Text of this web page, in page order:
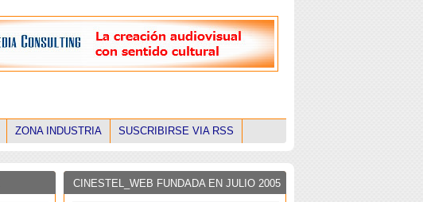
ZONA INDUSTRIA SUSCRIBIRSE VIA RSS
CINESTEL_WEB FUNDADA EN JULIO 2005